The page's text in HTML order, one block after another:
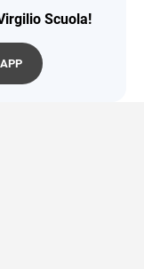
Scuola!